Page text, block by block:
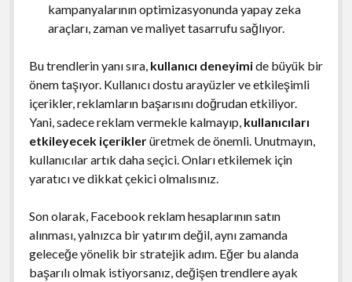
kampanyalarının optimizasyonunda yapay zeka
araçları, zaman ve maliyet tasarrufu sağlıyor.
Bu trendlerin yanı sıra, kullanıcı deneyimide büyük bir
önem taşıyor. Kullanıcı dostu arayüzler ve etkileşimli
içerikler, reklamların başarısını doğrudan etkiliyor.
Yani, sadece reklam vermekle kalmayıp, kullanıcıları
etkileyecek içeriklerüretmek de önemli. Unutmayın,
kullanıcılar artık daha seçici. Onları etkilemek için
yaratıcı ve dikkat çekici olmalısınız.
Son olarak, Facebook reklam hesaplarının satın
alınması, yalnızca bir yatırım değil, aynı zamanda
geleceğe yönelik bir stratejik adım. Eğer bu alanda
başarılı olmak istiyorsanız, değişen trendlere ayak